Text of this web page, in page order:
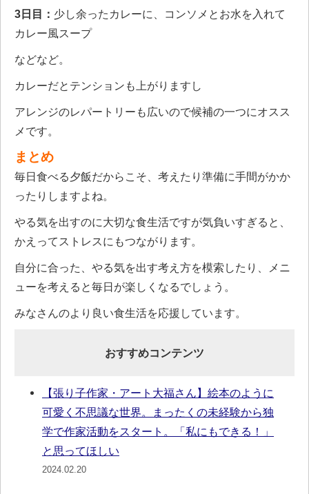
3日目： 少し余ったカレーに、コンソメとお水を入れて
カレー風スープ
などなど。
カレーだとテンションも上がりますし
アレンジのレパートリーも広いので候補の一つにオスス
メです。
まとめ
毎日食べる夕飯だからこそ、考えたり準備に手間がかか
ったりしますよね。
やる気を出すのに大切な食生活ですが気負いすぎると、
かえってストレスにもつながります。
自分に合った、やる気を出す考え方を模索したり、メニ
ューを考えると毎日が楽しくなるでしょう。
みなさんのより良い食生活を応援しています。
おすすめコンテンツ
【張り子作家・アート大福さん】絵本のように
可愛く不思議な世界。まったくの未経験から独
学で作家活動をスタート。「私にもできる！」
と思ってほしい
2024.02.20